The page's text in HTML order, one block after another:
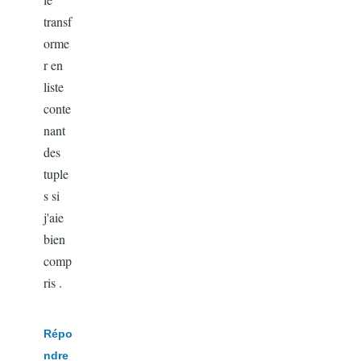
transf
orme
r en
liste
conte
nant
des
tuple
s si
j'aie
bien
comp
ris .
Répo
ndre